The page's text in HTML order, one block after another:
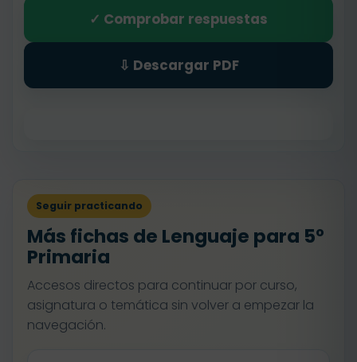
✓ Comprobar respuestas
⇩ Descargar PDF
Seguir practicando
Más fichas de Lenguaje para 5º
Primaria
Accesos directos para continuar por curso,
asignatura o temática sin volver a empezar la
navegación.